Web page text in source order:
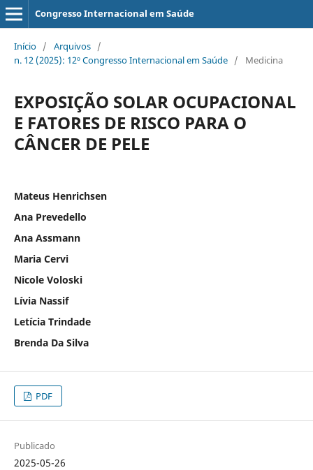
Congresso Internacional em Saúde
Início / Arquivos /
n. 12 (2025): 12º Congresso Internacional em Saúde / Medicina
EXPOSIÇÃO SOLAR OCUPACIONAL
E FATORES DE RISCO PARA O
CÂNCER DE PELE
Mateus Henrichsen
Ana Prevedello
Ana Assmann
Maria Cervi
Nicole Voloski
Lívia Nassif
Letícia Trindade
Brenda Da Silva
PDF
Publicado
2025-05-26